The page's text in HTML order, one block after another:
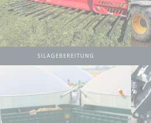
SILAGEBEREITUNG